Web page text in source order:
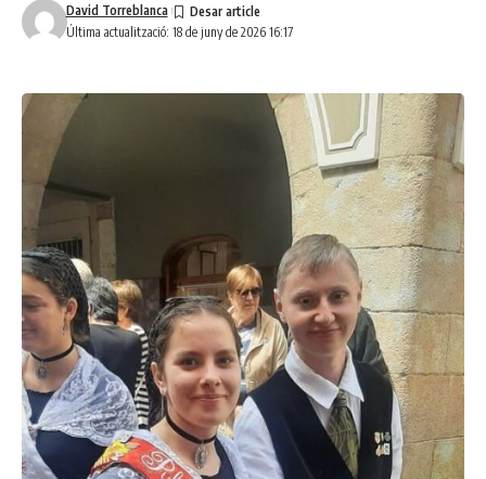
Última actualització: 18 de juny de 2026 16:17
David Torreblanca